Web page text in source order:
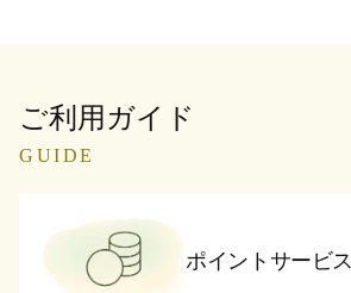
ご利用ガイド
GUIDE
ポイントサービス